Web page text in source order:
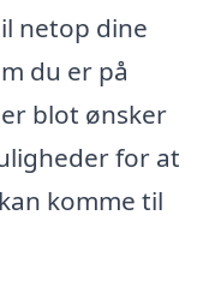
netop dine
du er på
blot ønsker
for at
komme til